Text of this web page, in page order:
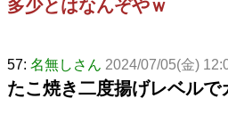
多少とはなんぞやｗ
57: 名無しさん 2024/07/05(金)
たこ焼き二度揚げレベルで